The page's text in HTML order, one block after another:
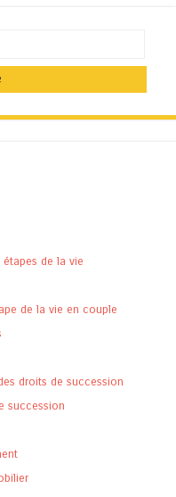
de la vie
de la vie en couple
droits de succession
succession